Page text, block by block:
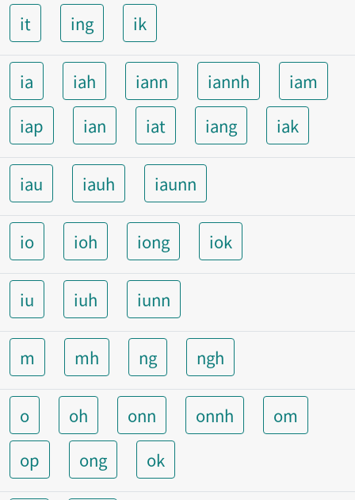
it
ing ik
ia iah iann iannh
iam
iap
ian iat iang iak
iau iauh iaunn
io ioh iong iok
iu iuh iunn
m mh ng ngh
o oh onn onnh
om
op
ong ok